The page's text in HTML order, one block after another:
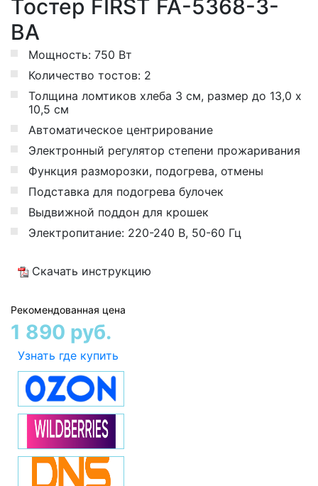
Тостер FIRST FA-5368-3-
BA
Мощность: 750 Вт
Количество тостов: 2
Толщина ломтиков хлеба 3 см, размер до 13,0 x
10,5 см
Автоматическое центрирование
Электронный регулятор степени прожаривания
Функция разморозки, подогрева, отмены
Подставка для подогрева булочек
Выдвижной поддон для крошек
Электропитание: 220-240 В, 50-60 Гц
Скачать инструкцию
Рекомендованная цена
1 890 руб.
Узнать где купить